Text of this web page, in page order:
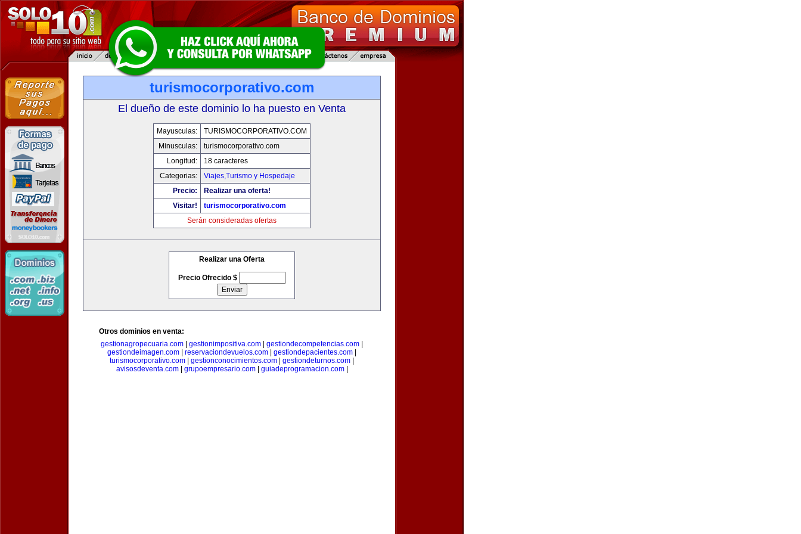
turismocorporativo.com
El dueño de este dominio lo ha puesto en Venta
Mayusculas:
TURISMOCORPORATIVO.COM
Minusculas:
turismocorporativo.com
Longitud:
18 caracteres
Categorias:
Viajes,Turismo y Hospedaje
Precio:
Realizar una oferta!
Visitar!
turismocorporativo.com
Serán consideradas ofertas
Realizar una Oferta
Precio Ofrecido $
Otros dominios en venta:
gestionagropecuaria.com
gestionimpositiva.com gestiondecompetencias.com
gestiondeimagen.com
reservaciondevuelos.com gestiondepacientes.com
turismocorporativo.com
gestionconocimientos.com gestiondeturnos.com
avisosdeventa.com| grupoempresario.com| guiadeprogramacion.com|